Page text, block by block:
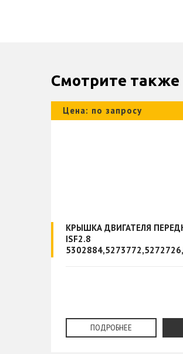
Смотрите также
Цена: по запросу
КРЫШКА ДВИГАТЕЛЯ
ISF2.8
ПОДРОБНЕЕ